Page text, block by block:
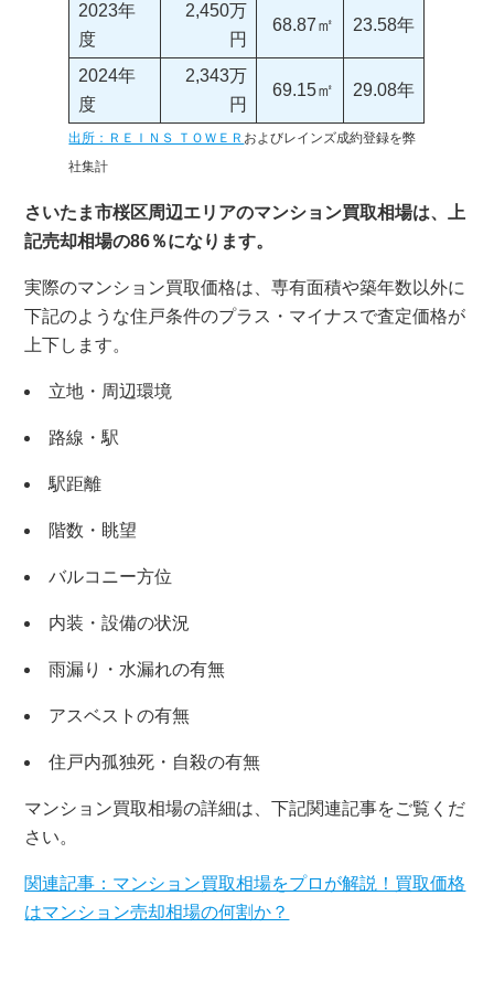
×
無料査定・売却相談
10時～18時/水曜日定休
2023年
度
2,450万
円
68.87㎡ 23.58年
2024年
度
2,343万
円
69.15㎡ 29.08年
出所：ＲＥＩＮＳ ＴＯＷＥＲ およびレインズ成約登録を弊
社集計
さいたま市桜区周辺エリアのマンション買取相場は、上
記売却相場の86％になります。
実際のマンション買取価格は、専有面積や築年数以外に
下記のような住戸条件のプラス・マイナスで査定価格が
上下します。
立地・周辺環境
路線・駅
駅距離
階数・眺望
バルコニー方位
内装・設備の状況
雨漏り・水漏れの有無
アスベストの有無
住戸内孤独死・自殺の有無
マンション買取相場の詳細は、下記関連記事をご覧くだ
さい。
関連記事：マンション買取相場をプロが解説！買取価格
はマンション売却相場の何割か？